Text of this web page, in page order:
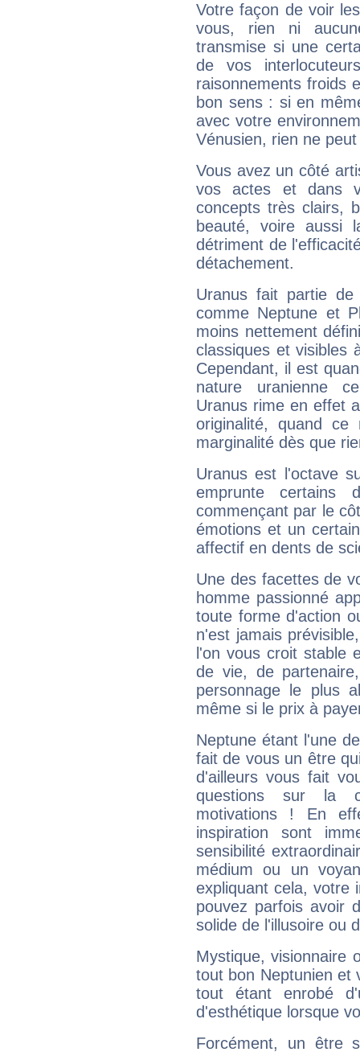
Votre façon de voir
vous, rien ni
transmise si une
de vos
raisonnements froids
bon sens : si en
avec votre
Vénusien, rien ne
Vous avez un côté
vos actes et dans
concepts très clairs,
beauté, voire aussi
détriment de
détachement.
Uranus fait partie
comme Neptune et
moins nettement
classiques et visibles
Cependant, il est
nature uranienne
Uranus rime en effet
originalité, quand ce
marginalité dès que
Uranus est l'octave
emprunte
commençant par le
émotions et un
affectif en dents de
Une des facettes de
homme passionné
toute forme d'action
n'est jamais
l'on vous croit stable
de vie, de
personnage le plus
même si le prix à
Neptune étant l'une
fait de vous un être
d'ailleurs vous fait
questions sur la
motivations ! En
inspiration sont
sensibilité
médium ou un
expliquant cela, votre
pouvez parfois avoir
solide de l'illusoire ou
Mystique, visionnaire
tout bon Neptunien et
tout étant enrobé
d'esthétique lorsque
Forcément, un être